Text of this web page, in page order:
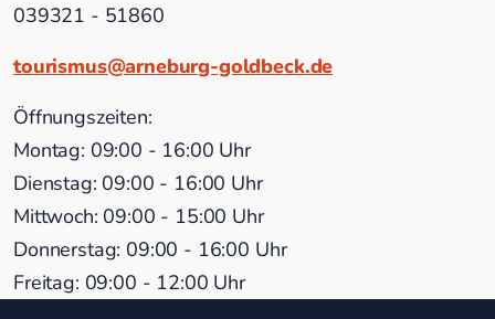
039321 - 51860
tourismus@arneburg-goldbeck.de
Öffnungszeiten:
Montag: 09:00 - 16:00 Uhr
Dienstag: 09:00 - 16:00 Uhr
Mittwoch: 09:00 - 15:00 Uhr
Donnerstag: 09:00 - 16:00 Uhr
Freitag: 09:00 - 12:00 Uhr